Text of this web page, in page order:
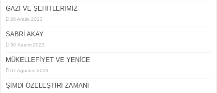
GAZİ VE ŞEHİTLERİMİZ
28 Aralık 2023
SABRİ AKAY
30 Kasım 2023
MÜKELLEFİYET VE YENİCE
07 Ağustos 2023
ŞİMDİ ÖZELEŞTİRİ ZAMANI